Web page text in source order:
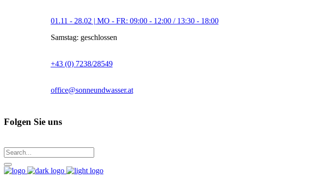
01.11 - 28.02 | MO - FR: 09:00 - 12:00 / 13:30 - 18:00
Samstag: geschlossen
+43 (0) 7238/28549
office@sonneundwasser.at
Folgen Sie uns